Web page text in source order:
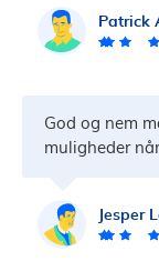
Patrick
God og nem
muligheder
Jesper